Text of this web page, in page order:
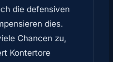
die defensiven
dies.
Chancen zu,
Kontertore